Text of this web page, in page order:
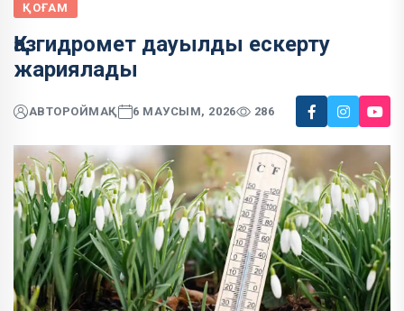
ҚОҒАМ
Қазгидромет дауылды ескерту
жариялады
АВТОРОЙМАҚ 6 МАУСЫМ, 2026 286